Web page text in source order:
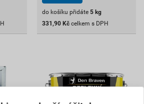
do košíku přidáte 5 kg
331,90 Kč celkem s DPH